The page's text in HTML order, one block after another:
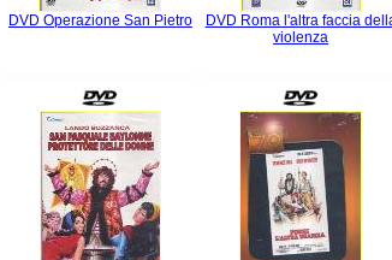
DVD Operazione San Pietro
DVD Roma l'altra faccia
violenza